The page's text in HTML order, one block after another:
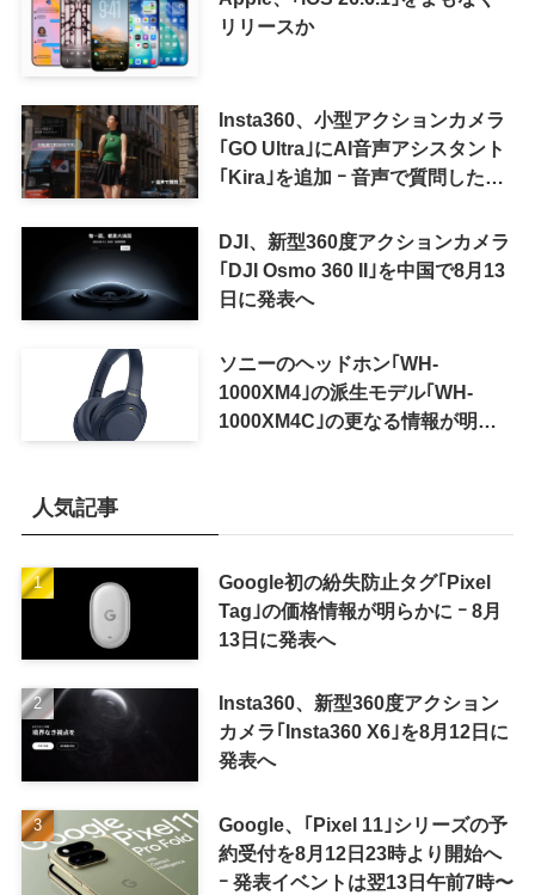
リリースか
Insta360、小型アクションカメラ
｢GO Ultra｣にAI音声アシスタント
｢Kira｣を追加 ｰ 音声で質問した
可能に
DJI、新型360度アクションカメラ
｢DJI Osmo 360 II｣を中国で8月13
日に発表へ
ソニーのヘッドホン｢WH-
1000XM4｣の派生モデル｢WH-
1000XM4C｣の更なる情報が明ら
人気記事
Google初の紛失防止タグ｢Pixel
Tag｣の価格情報が明らかに ｰ 8月
13日に発表へ
Insta360、新型360度アクション
カメラ｢Insta360 X6｣を8月12日に
発表へ
Google、｢Pixel 11｣シリーズの予
約受付を8月12日23時より開始へ
ｰ 発表イベントは翌13日午前7時〜